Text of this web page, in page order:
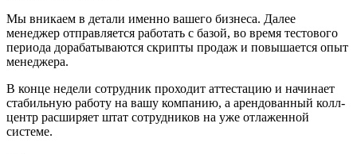
Мы вникаем в детали именно вашего бизнеса. Далее
менеджер отправляется работать с базой, во время тестового
периода дорабатываются скрипты продаж и повышается опыт
менеджера.
В конце недели сотрудник проходит аттестацию и начинает
стабильную работу на вашу компанию, а арендованный колл-
центр расширяет штат сотрудников на уже отлаженной
системе.